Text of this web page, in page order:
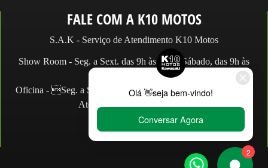
FALE COM A K10 MOTOS
S.A.K - Serviço de Atendimento K10 Motos
Show Room - Seg. a Sext. das 9h às 19h e Sábado, das 9h às
Oficina - Seg. a Sex. das 9h às 18h e Sábado, das 9h às 13h.
Atendimento: (11) 2066.2990
WhatsApp:
Loja:(11) 2066-2990